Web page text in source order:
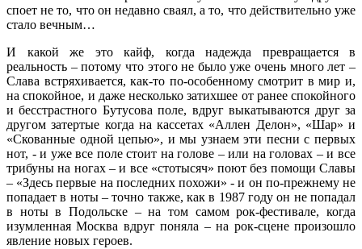
споет не то, что он недавно сваял, а то, что действительно уже
стало вечным…
И какой же это кайф, когда надежда превращается в
реальность – потому что этого не было уже очень много лет –
Слава встряхивается, как-то по-особенному смотрит в мир и,
на спокойное, и даже несколько затихшее от ранее спокойного
и бесстрастного Бутусова поле, вдруг выкатываются друг за
другом затертые когда на кассетах «Аллен Делон», «Шар» и
«Скованные одной цепью», и мы узнаем эти песни с первых
нот, - и уже все поле стоит на голове – или на головах – и все
трибуны на ногах – и все «стотысяч» поют без помощи Славы
– «Здесь первые на последних похожи» - и он по-прежнему не
попадает в ноты – точно также, как в 1987 году он не попадал
в ноты в Подольске – на том самом рок-фестивале, когда
изумленная Москва вдруг поняла – на рок-сцене произошло
явление новых героев.